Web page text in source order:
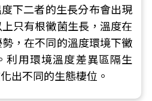
下二者的生長分布會出現
只有根黴菌生長，溫度在
，在不同的溫度環境下黴
利用環境溫度差異區隔生
出不同的生態棲位。